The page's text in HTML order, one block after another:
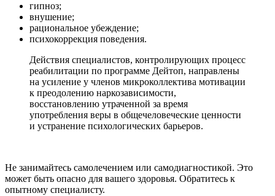
гипноз;
внушение;
рациональное убеждение;
психокоррекция поведения.
Действия специалистов, контролирующих процесс
реабилитации по программе Дейтоп, направлены
на усиление у членов микроколлектива мотивации
к преодолению наркозависимости,
восстановлению утраченной за время
употребления веры в общечеловеческие ценности
и устранение психологических барьеров.
Не занимайтесь самолечением или самодиагностикой. Это
может быть опасно для вашего здоровья. Обратитесь к
опытному специалисту.